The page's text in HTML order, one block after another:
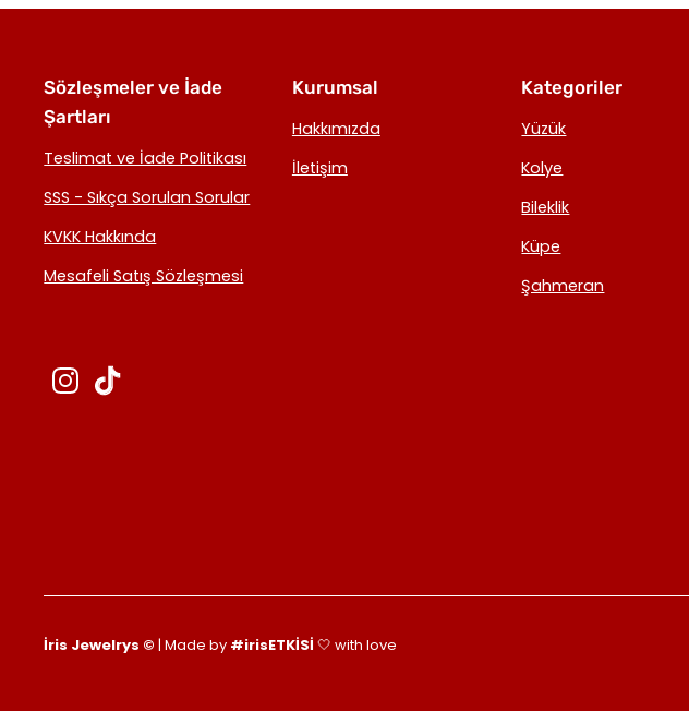
Sözleşmeler ve İade
Şartları
Teslimat ve İade Politikası
SSS - Sıkça Sorulan Sorular
KVKK Hakkında
Mesafeli Satış Sözleşmesi
Kurumsal
Hakkımızda
İletişim
Kategoriler
Yüzük
Kolye
Bileklik
Küpe
Şahmeran
İris Jewelrys © | Made by #irisETKİSİ 🤍 with love